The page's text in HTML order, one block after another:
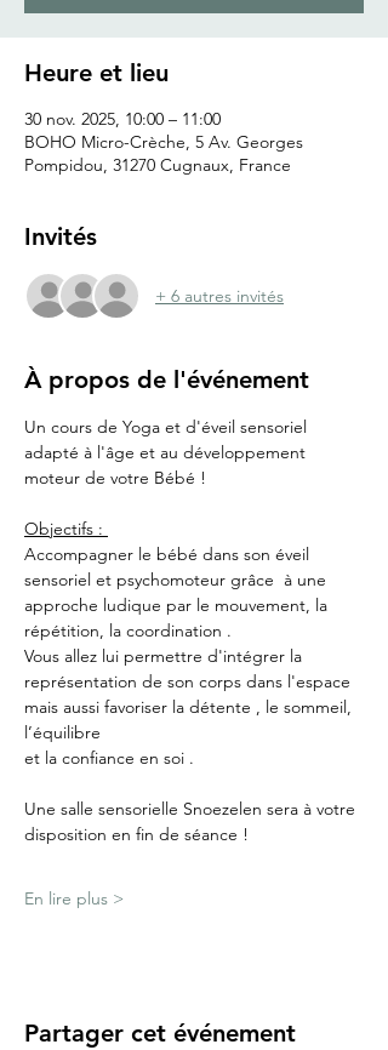
Heure et lieu
30 nov. 2025, 10:00 – 11:00
BOHO Micro-Crèche, 5 Av. Georges
Pompidou, 31270 Cugnaux, France
Invités
+ 6 autres invités
À propos de l'événement
Un cours de Yoga et d'éveil sensoriel
adapté à l'âge et au développement
moteur de votre Bébé !
Objectifs :
Accompagner le bébé dans son éveil
sensoriel et psychomoteur grâce  à une
approche ludique par le mouvement, la
répétition, la coordination .
Vous allez lui permettre d'intégrer la
représentation de son corps dans l'espace
mais aussi favoriser la détente , le sommeil,
l’équilibre
et la confiance en soi .
Une salle sensorielle Snoezelen sera à votre
disposition en fin de séance !
En lire plus >
Partager cet événement